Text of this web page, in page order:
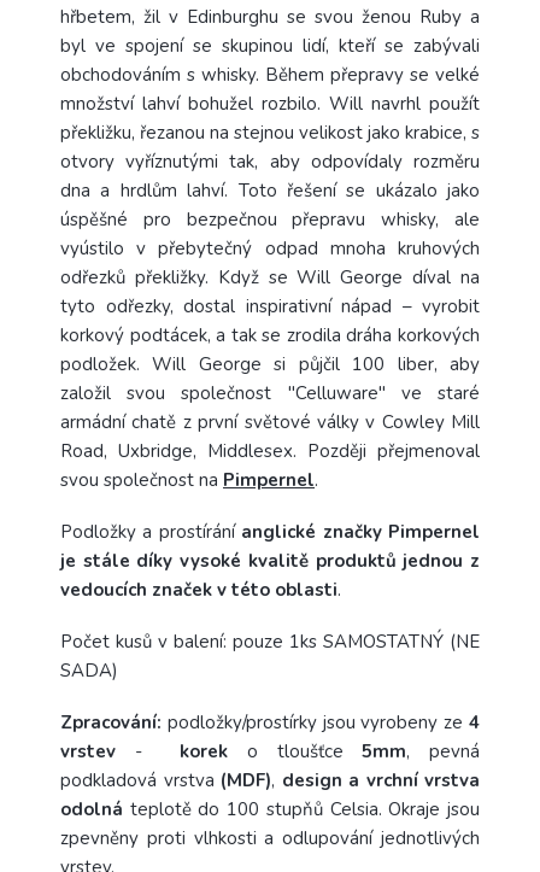
hřbetem, žil v Edinburghu se svou ženou Ruby a
byl ve spojení se skupinou lidí, kteří se zabývali
obchodováním s whisky. Během přepravy se velké
množství lahví bohužel rozbilo. Will navrhl použít
překližku, řezanou na stejnou velikost jako krabice, s
otvory vyříznutými tak, aby odpovídaly rozměru
dna a hrdlům lahví. Toto řešení se ukázalo jako
úspěšné pro bezpečnou přepravu whisky, ale
vyústilo v přebytečný odpad mnoha kruhových
odřezků překližky. Když se Will George díval na
tyto odřezky, dostal inspirativní nápad – vyrobit
korkový podtácek, a tak se zrodila dráha korkových
podložek. Will George si půjčil 100 liber, aby
založil svou společnost "Celluware" ve staré
armádní chatě z první světové války v Cowley Mill
Road, Uxbridge, Middlesex. Později přejmenoval
svou společnost na Pimpernel.
Podložky a prostírání anglické značky Pimpernel
je stále díky vysoké kvalitě produktů jednou z
vedoucích značek v této oblasti.
Počet kusů v balení: pouze 1ks SAMOSTATNÝ (NE
SADA)
Zpracování: podložky/prostírky jsou vyrobeny ze 4
vrstev - korek o tloušťce5mm, pevná
podkladová vrstva (MDF), design a vrchní vrstva
odolná teplotě do 100 stupňů Celsia. Okraje jsou
zpevněny proti vlhkosti a odlupování jednotlivých